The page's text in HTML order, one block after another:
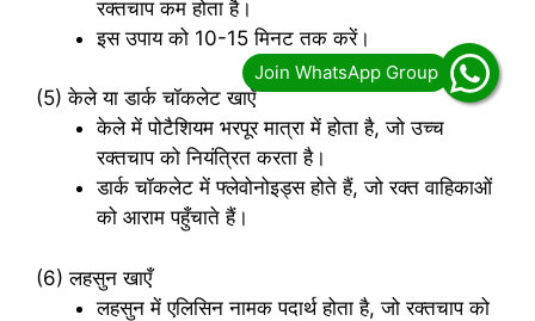
रक्तचाप कम होता है।
इस उपाय को 10-15 मिनट तक करें।
(5) केले या डार्क चॉकलेट खाएँ
केले में पोटैशियम भरपूर मात्रा में होता है, जो उच्च
रक्तचाप को नियंत्रित करता है।
डार्क चॉकलेट में फ्लेवोनोइड्स होते हैं, जो रक्त वाहिकाओं
को आराम पहुँचाते हैं।
(6) लहसुन खाएँ
लहसुन में एलिसिन नामक पदार्थ होता है, जो रक्तचाप को